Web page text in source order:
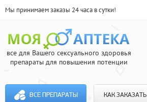
Мы принимаем заказы 24 часа в сутки!
все для Вашего сексуального здоровья
препараты для повышения потенции
ВСЕ ПРЕПАРАТЫ КАК ЗАКАЗАТЬ